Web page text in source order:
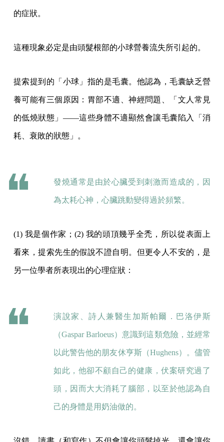
的症狀。
這種現象必定是由頭髮根部的小球營養流失所引起的。
提索提到的「小球」指的是毛囊。他認為，毛囊缺乏營
養可能有三個原因：胃部不適、神經問題、「文人常見
的低燒狀態」——這些身體不適顯然會讓毛囊陷入「消
耗、衰敗的狀態」。
發燒通常是由於心臟受到刺激而造成的，因
為太耗心神，心臟跳動變得過於頻繁。
(1) 我是個作家；(2) 我的頭頂幾乎全禿，所以從表面上
看來，提索先生的假說不證自明。但更令人不安的，是
另一位學者所表現出的心理症狀：
演說家、詩人兼醫生加斯帕爾．巴洛伊斯
（Gaspar Barloeus）意識到這類危險，並經常
以此警告他的朋友休亨斯（Hughens）。儘管
如此，他卻不顧自己的健康，伏案研究過了
頭，因而大大消耗了腦部，以至於他認為自
己的身體是用奶油做的。